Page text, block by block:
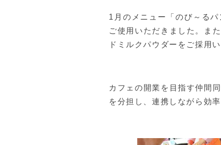
1月のメニュー「のび～る
ご使用いただきました。ま
ドミルクパウダーをご採用
カフェの開業を目指す仲間
を分担し、連携しながら効